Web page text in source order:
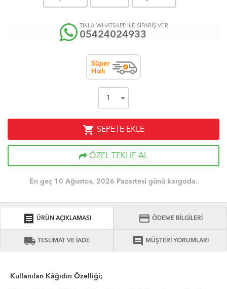
TIKLA WHATSAPP İLE SİPARİŞ VER
05424024933
shopping_cart SEPETE EKLE
ÖZEL TEKLİF AL
En geç 10 Ağustos, 2026 Pazartesi günü kargoda.
receipt ÜRÜN AÇIKLAMASI credit_card ÖDEME BİLGİLERİ
local_shipping TESLİMAT VE İADE comment MÜŞTERİ YORUMLARI
Kullanılan Kâğıdın Özelliği;